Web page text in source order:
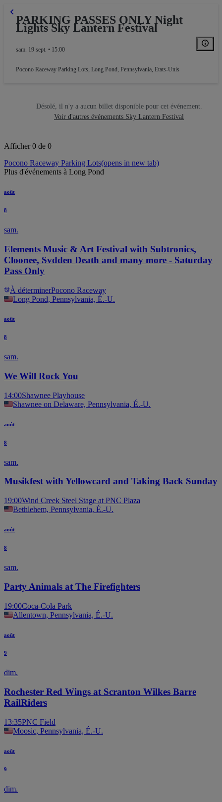
PARKING PASSES ONLY Night
Lights Sky Lantern Festival
sam. 19 sept. • 15:00
Pocono Raceway Parking Lots, Long Pond, Pennsylvania, Etats-Unis
Désolé, il n'y a aucun billet disponible pour cet événement.
Voir d'autres événements Sky Lantern Festival
Afficher 0 de 0
Pocono Raceway Parking Lots(opens in new tab)
Plus d'événements à Long Pond
août
8
sam.
Elements Music & Art Festival with Subtronics,
Cloonee, Svdden Death and many more - Saturday
Pass Only
À déterminerPocono Raceway
Long Pond, Pennsylvania, É.-U.
août
8
sam.
We Will Rock You
14:00Shawnee Playhouse
Shawnee on Delaware, Pennsylvania, É.-U.
août
8
sam.
Musikfest with Yellowcard and Taking Back Sunday
19:00Wind Creek Steel Stage at PNC Plaza
Bethlehem, Pennsylvania, É.-U.
août
8
sam.
Party Animals at The Firefighters
19:00Coca-Cola Park
Allentown, Pennsylvania, É.-U.
août
9
dim.
Rochester Red Wings at Scranton Wilkes Barre
RailRiders
13:35PNC Field
Moosic, Pennsylvania, É.-U.
août
9
dim.